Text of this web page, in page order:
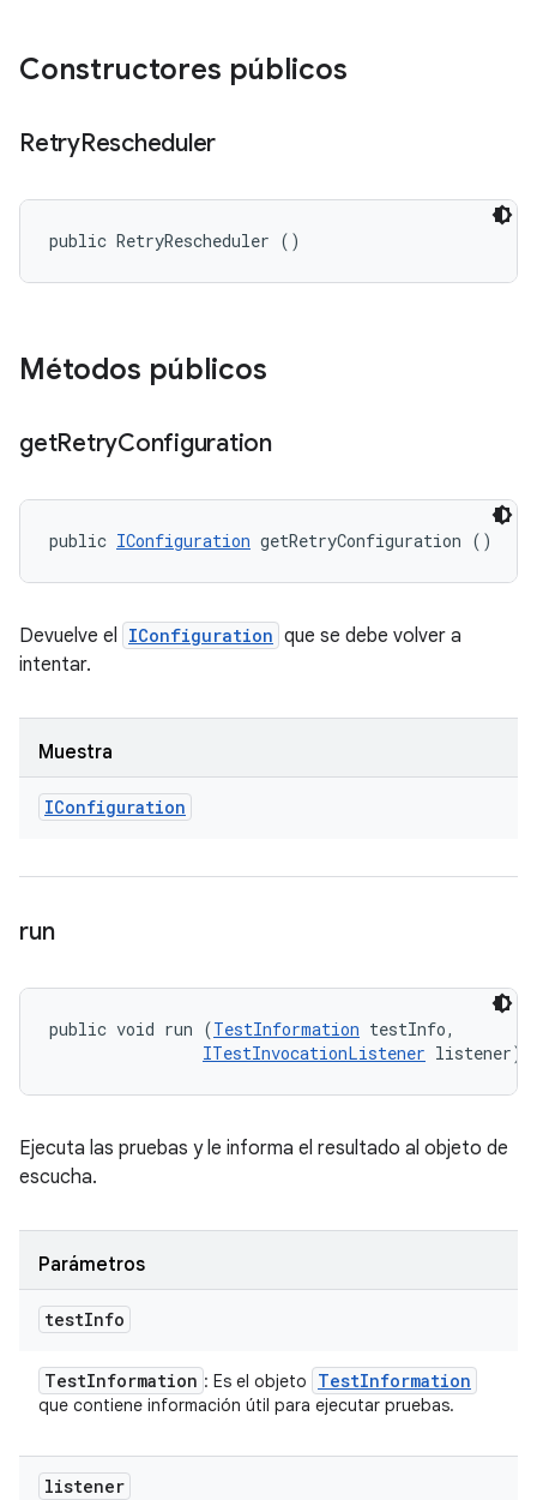
Constructores públicos
RetryRescheduler
public RetryRescheduler ()
Métodos públicos
getRetryConfiguration
public IConfiguration getRetryConfiguration ()
Devuelve el IConfiguration que se debe volver a
intentar.
Muestra
IConfiguration
run
public void run (TestInformation testInfo,
ITestInvocationListener listener)
Ejecuta las pruebas y le informa el resultado al objeto de
escucha.
Parámetros
testInfo
TestInformation : Es el objeto TestInformation
que contiene información útil para ejecutar pruebas.
listener